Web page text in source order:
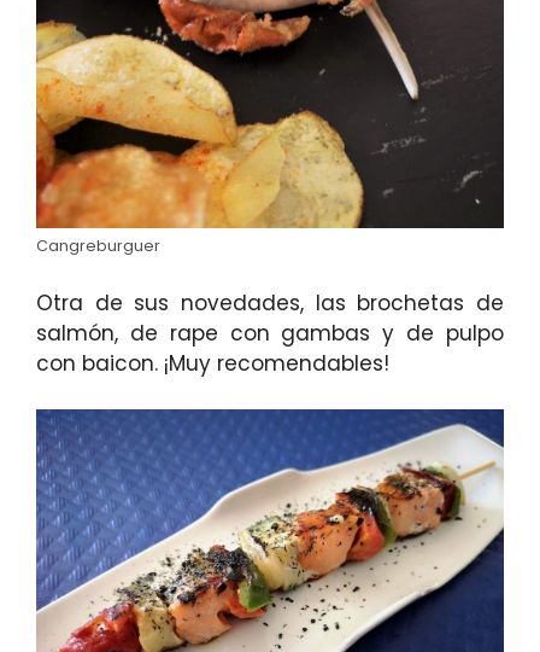
Cangreburguer
Otra de sus novedades, las brochetas de
salmón, de rape con gambas y de pulpo
con baicon. ¡Muy recomendables!